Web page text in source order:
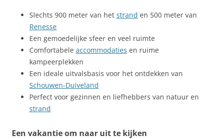
Slechts 900 meter van het strand en 500 meter van
Renesse
Een gemoedelijke sfeer en veel ruimte
Comfortabele accommodaties en ruime
kampeerplekken
Een ideale uitvalsbasis voor het ontdekken van
Schouwen-Duiveland
Perfect voor gezinnen en liefhebbers van natuur en
strand
Een vakantie om naar uit te kijken